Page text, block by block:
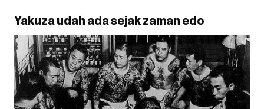
Yakuza udah ada sejak zaman edo